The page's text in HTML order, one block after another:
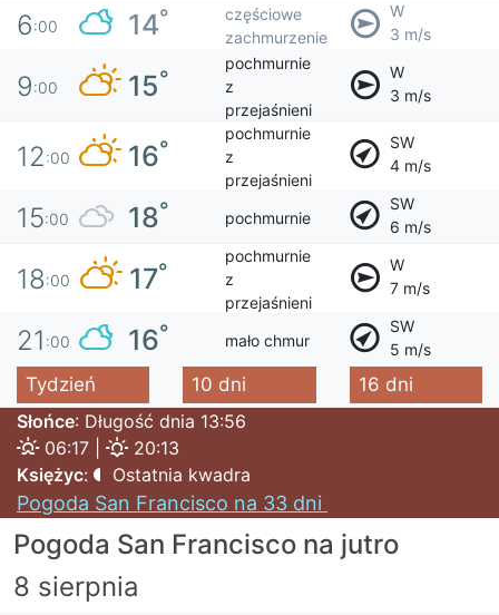
6:00 14°
częściowe
zachmurzenie
W
3 m/s
9:00 15°
pochmurnie
z
przejaśnieni
W
3 m/s
12:00 16°
pochmurnie
z
przejaśnieni
SW
4 m/s
15:00 18° pochmurnie
SW
6 m/s
18:00 17°
pochmurnie
z
przejaśnieni
W
7 m/s
21 :00 16° mało chmur
SW
5 m/s
Tydzień 10 dni
16 dni
Słońce: Długość dnia 13:56
06:17 |
20:13
Księżyc: Ostatnia kwadra
Pogoda San Francisco na 33 dni
Pogoda San Francisco na jutro
8 sierpnia